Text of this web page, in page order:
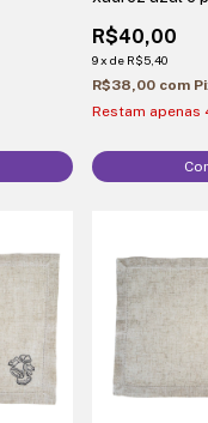
R$40,00
9xde R$5,40
R$38,00 com
Restam apenas